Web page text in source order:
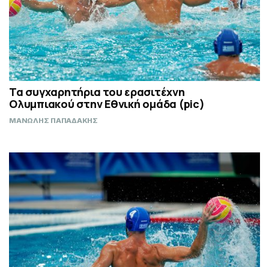
Τα συγχαρητήρια του ερασιτέχνη
Ολυμπιακού στην Εθνική ομάδα (pic)
ΜΑΝΩΛΗΣ ΠΑΠΑΔΑΚΗΣ